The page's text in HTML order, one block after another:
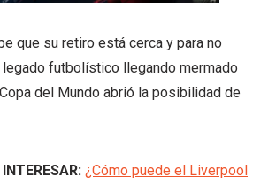
que su retiro está cerca y para no
futbolístico llegando mermado
del Mundo abrió la posibilidad de
¿Cómo puede el Liverpool